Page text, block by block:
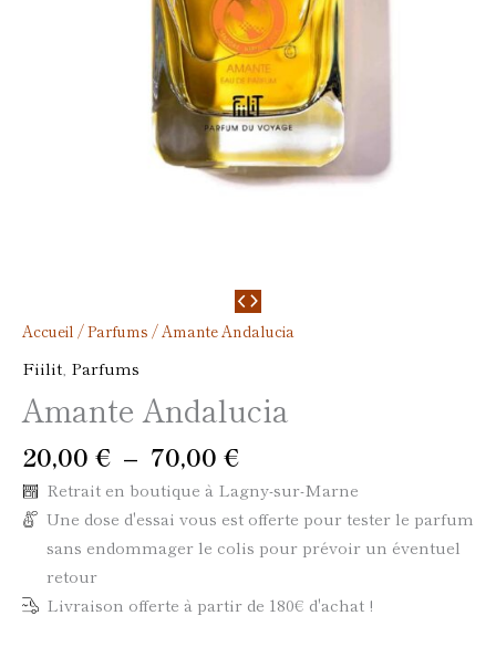
Accueil /Parfums / Amante Andalucia
Fiilit Parfums
Amante Andalucia
20,00 € – 70,00 €
Retrait en boutique à Lagny-sur-Marne
Une dose d'essai vous est offerte pour tester le parfum
sans endommager le colis pour prévoir un éventuel
retour
Livraison offerte à partir de 180€ d'achat !